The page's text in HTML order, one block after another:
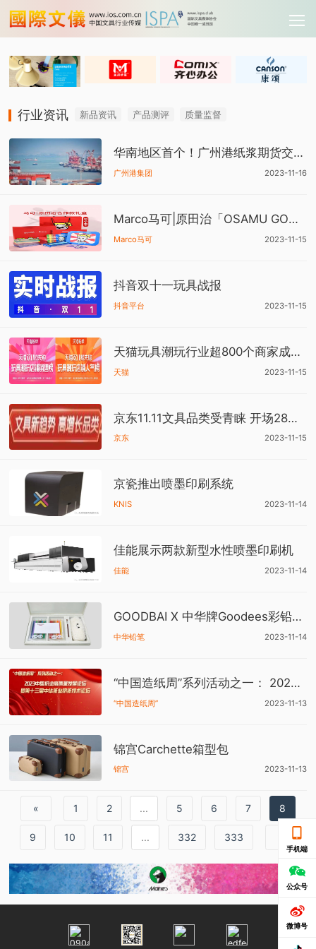
行业资讯 新品资讯 产品测评 质量监督
华南地区首个！广州港纸浆期货交割仓获批
广州港集团 2023-11-16
Marco马可|原田治「OSAMU GOODS」合作款礼盒
Marco马可 2023-11-15
抖音双十一玩具战报
抖音平台 2023-11-15
天猫玩具潮玩行业超800个商家成交额增长翻倍
天猫 2023-11-15
京东11.11文具品类受青睐 开场28小时成交额同比增长200%
京东 2023-11-15
京瓷推出喷墨印刷系统
KNIS 2023-11-14
佳能展示两款新型水性喷墨印刷机
佳能 2023-11-14
GOODBAI X 中华牌Goodees彩铅套装
中华铅笔 2023-11-14
“中国造纸周”系列活动之一： 2023中国纸业高质量发展论坛暨第十三届中华纸业浆纸技术论坛
“中国造纸周” 2023-11-13
锦宫Carchette箱型包
锦宫 2023-11-13
« 1 2 ... 5 6 7 8
9 10 11 ... 332 333
手机端
公众号
微博号